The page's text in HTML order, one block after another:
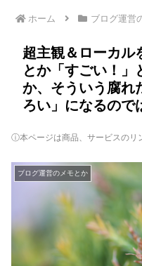
ホーム ブログ運営
超主観＆ローカル
とか「すごい！」
か、そういう腐れ
ろい」になるので
ⓘ本ページは商品、サービスのリ
ブログ運営のメモとか